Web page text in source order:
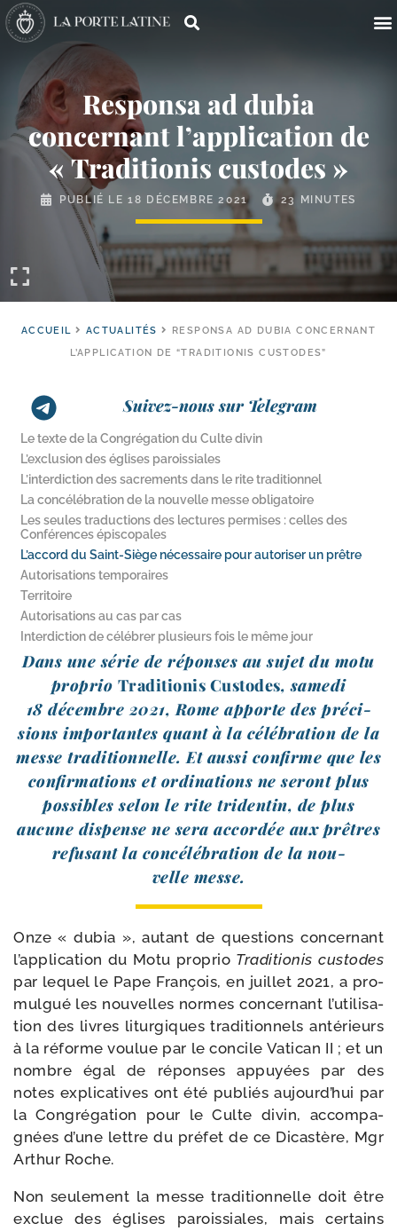
Responsa ad dubia
concernant l’application de
« Traditionis custodes »
PUBLIÉ LE18 DÉCEMBRE 2021 23 MINUTES
ACCUEIL ACTUALITÉS
RESPONSA AD DUBIA CONCERNANT
L’APPLICATION DE “TRADITIONIS CUSTODES”
Suivez-nous sur Telegram
Le texte de la Congrégation du Culte divin
L’exclusion des églises paroissiales
L’interdiction des sacrements dans le rite traditionnel
La concélébration de la nouvelle messe obligatoire
Les seules traductions des lectures permises : celles des
Conférences épiscopales
L’accord du Saint-​Siège nécessaire pour autoriser un prêtre
Autorisations temporaires
Territoire
Autorisations au cas par cas
Interdiction de célébrer plusieurs fois le même jour
Dans une série de réponses au sujet du motu
pro­prio Traditionis Custodes, same­di
18 décembre 2021, Rome apporte des pré­ci­
sions impor­tantes quant à la célé­bra­tion de la
messe tra­di­tion­nelle. Et aus­si confirme que les
confir­ma­tions et ordi­na­tions ne seront plus
pos­sibles selon le rite tri­den­tin, de plus
aucune dis­pense ne sera accor­dée aux prêtres
refu­sant la concé­lé­bra­tion de la nou­
velle messe.
Onze « dubia », autant de ques­tions concer­nant
l’ap­pli­ca­tion du Motu pro­prio Traditionis cus­todes
par lequel le Pape François, en juillet 2021, a pro­
mul­gué les nou­velles normes concer­nant l’u­ti­li­sa­
tion des livres litur­giques tra­di­tion­nels anté­rieurs
à la réforme vou­lue par le concile Vatican II ; et un
nombre égal de réponses appuyées par des
notes expli­ca­tives ont été publiés aujourd’­hui par
la Congrégation pour le Culte divin, accom­pa­
gnées d’une lettre du pré­fet de ce Dicastère, Mgr
Arthur Roche.
Non seule­ment la messe tra­di­tion­nelle doit être
exclue des églises parois­siales, mais cer­tains